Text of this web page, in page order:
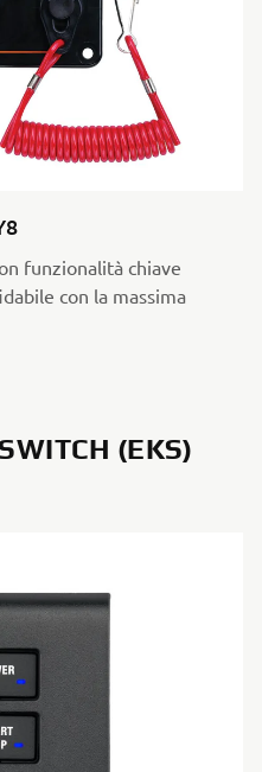
funzionalità chiave
con la massima
(EKS)